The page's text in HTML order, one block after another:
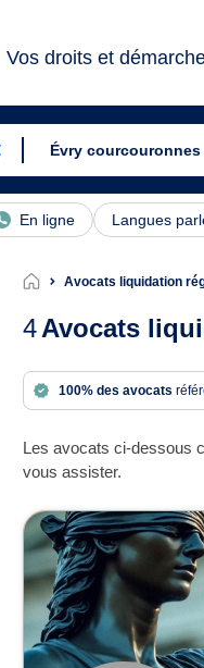
Vos droits et
En ligne Langues
Avocats liquidation
4Avocats
100% des avocats
Les avocats ci-dessous
vous assister.
Avocats